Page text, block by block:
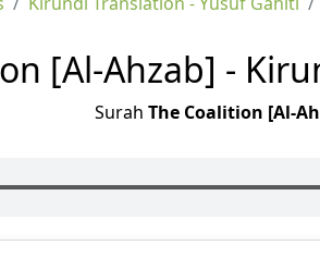
[Al-Ahzab] -
Surah The Coalition [Al-